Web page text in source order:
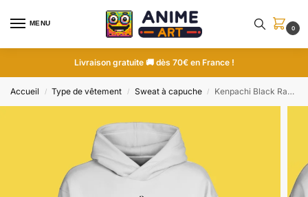
MENU
0
Livraison gratuite 🚚 dès 70€ en France !
Accueil / Type de vêtement / Sweat à capuche / Kenpachi Black Rampage | Bleach | Sweat à capuche brodé